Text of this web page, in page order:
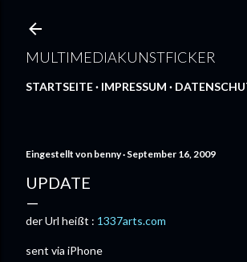
MULTIMEDIAKUNSTFICKER
STARTSEITE IMPRESSUM
Eingestellt von benny September 16, 2009
UPDATE
der Url heißt : 1337arts.com
sent via iPhone